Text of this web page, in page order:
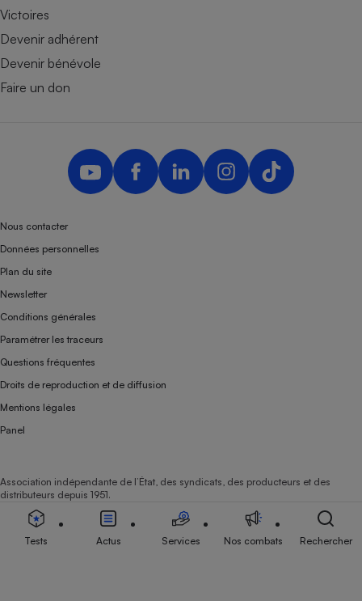
Victoires
Devenir adhérent
Devenir bénévole
Faire un don
Nous contacter
Données personnelles
Plan du site
Newsletter
Conditions générales
Paramétrer les traceurs
Questions fréquentes
Droits de reproduction et de diffusion
Mentions légales
Panel
Association indépendante de l’État, des syndicats, des producteurs et des
distributeurs depuis 1951.
Tests Actus Services Nos combats Rechercher